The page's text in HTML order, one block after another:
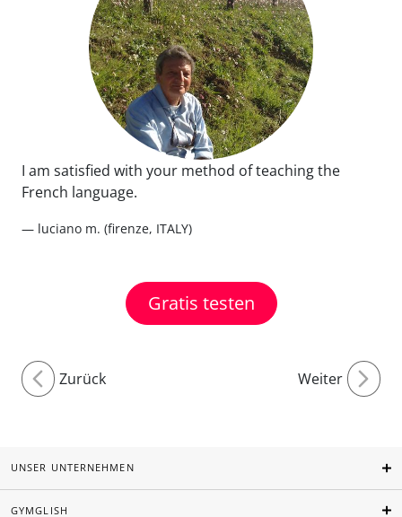
I am satisfied with your method of teaching the
French language.
— luciano m. (firenze, ITALY)
Gratis testen
Zurück Weiter
UNSER UNTERNEHMEN
GYMGLISH